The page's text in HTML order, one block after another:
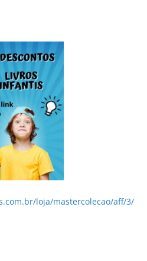
loja/mastercolecao/aff/3/